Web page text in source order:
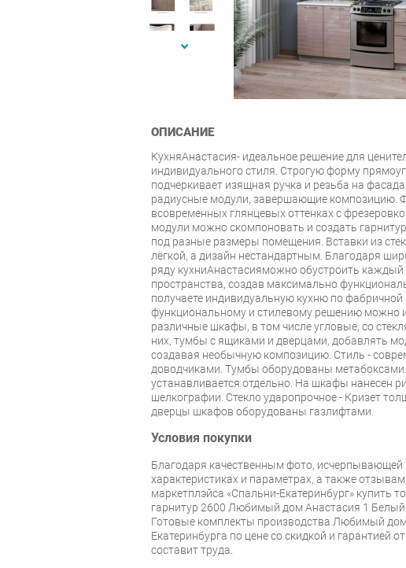
ОПИСАНИЕ
КухняАнастасия- идеальное решение для
индивидуального стиля. Строгую форму
подчеркивает изящная ручка и резьба на
радиусные модули, завершающие композицию.
всовременных глянцевых оттенках с
модули можно скомпоновать и создать
под разные размеры помещения. Вставки из
лёгкой, а дизайн нестандартным. Благодаря
ряду кухниАнастасияможно обустроить каждый
пространства, создав максимально
получаете индивидуальную кухню по фабричной
функциональному и стилевому решению можно
различные шкафы, в том числе угловые, со
них, тумбы с ящиками и дверцами, добавлять
создавая необычную композицию. Стиль -
доводчиками. Тумбы оборудованы
устанавливается отдельно. На шкафы нанесен
шелкографии. Стекло ударопрочное - Кризет
дверцы шкафов оборудованы газлифтами.
Условия покупки
Благодаря качественным фото,
характеристиках и параметрах, а также отзывам
маркетплэйса «Спальни-Екатеринбург» купить
гарнитур 2600 Любимый дом Анастасия 1 Белый
Готовые комплекты производства Любимый дом
Екатеринбурга по цене со скидкой и гарантией
составит труда.